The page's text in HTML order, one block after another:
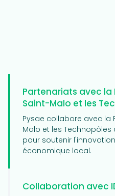
Partenariats avec la
Saint-Malo et les
Pysae collabore avec la
Malo et les Technopôles
pour soutenir
économique local.
Collaboration avec